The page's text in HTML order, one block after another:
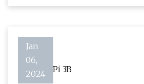
Jan
06,
2024
Naranja Pi 3B